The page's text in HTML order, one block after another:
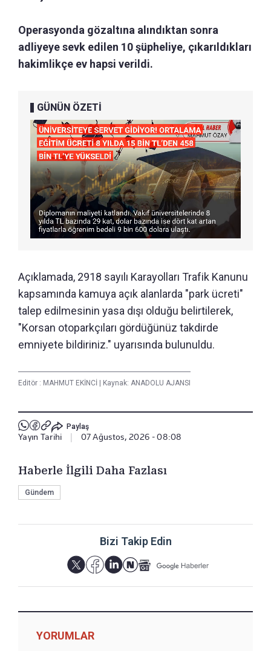
Operasyonda gözaltına alındıktan sonra
adliyeye sevk edilen 10 şüpheliye, çıkarıldıkları
hakimlikçe ev hapsi verildi.
GÜNÜN ÖZETİ
Açıklamada, 2918 sayılı Karayolları Trafik Kanunu
kapsamında kamuya açık alanlarda "park ücreti"
talep edilmesinin yasa dışı olduğu belirtilerek,
"Korsan otoparkçıları gördüğünüz takdirde
emniyete bildiriniz." uyarısında bulunuldu.
Editör : MAHMUT EKİNCİ Kaynak: ANADOLU AJANSI
Paylaş
Yayın Tarihi 07 Ağustos, 2026 - 08:08
Haberle İlgili Daha Fazlası
Gündem
Bizi Takip Edin
YORUMLAR